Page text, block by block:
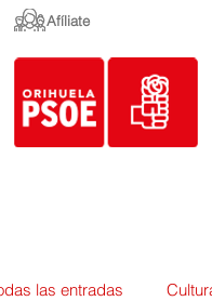
Afíliate
las entradas